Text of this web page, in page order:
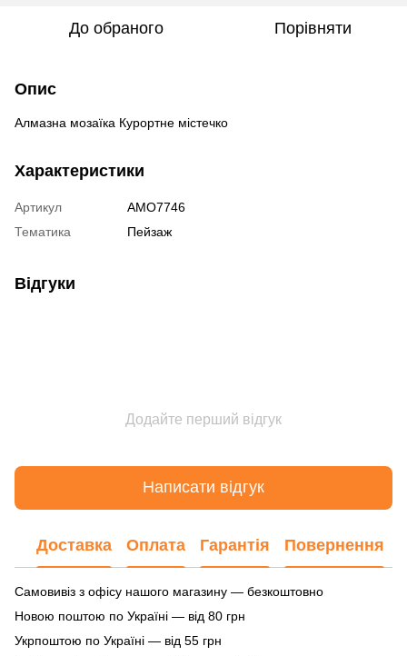
До обраного Порівняти
Опис
Алмазна мозаїка Курортне містечко
Характеристики
Артикул
AMO7746
Тематика
Пейзаж
Відгуки
Додайте перший відгук
Написати відгук
Доставка Оплата Гарантія Повернення
Самовивіз з офісу нашого магазину — безкоштовно
Новою поштою по Україні — від 80 грн
Укрпоштою по Україні — від 55 грн